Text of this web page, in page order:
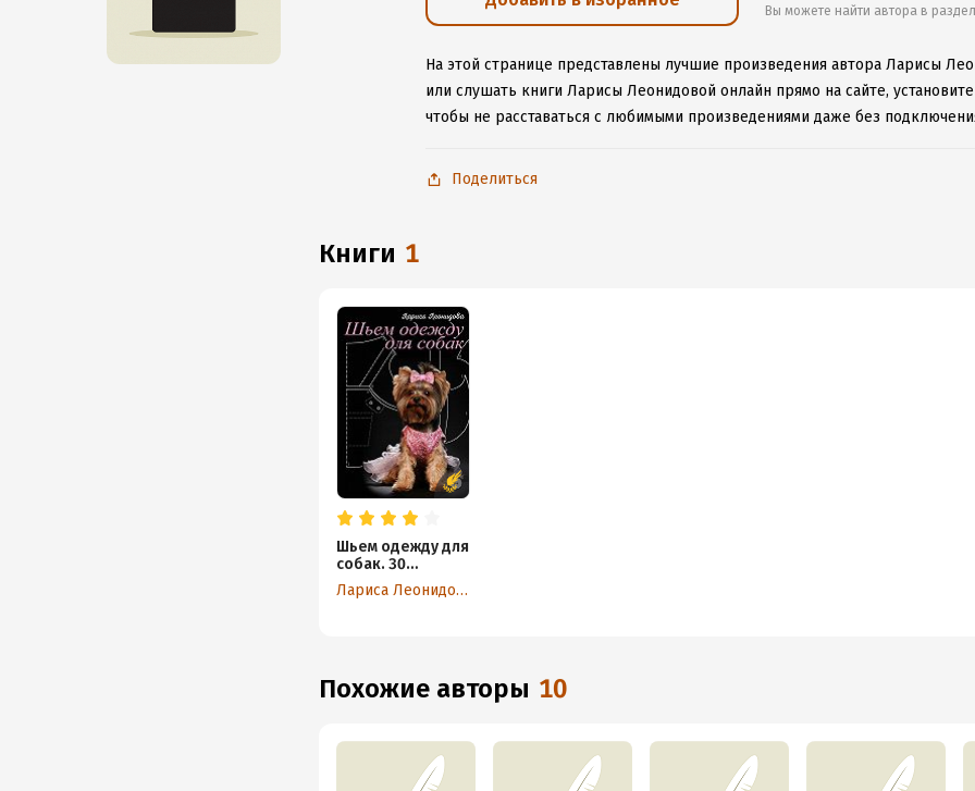
Вы можете найти автора в
На этой странице представлены лучшие произведения автора Ларисы
или слушать книги Ларисы Леонидовой онлайн прямо на сайте,
чтобы не расставаться с любимыми произведениями даже без
Поделиться
книги 1
Шьем одежду для
собак. 30
выкроек платьевЛариса Леонидова
Похожие авторы 10